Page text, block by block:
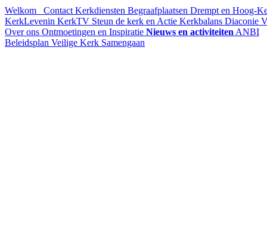
Welkom Contact Kerkdiensten Begraafplaatsen Drempt en Hoog-
KerkLevenin KerkTV Steun de kerk en Actie Kerkbalans Diaconie
Over ons Ontmoetingen en Inspiratie Nieuws en activiteiten ANBI
Beleidsplan Veilige Kerk Samengaan